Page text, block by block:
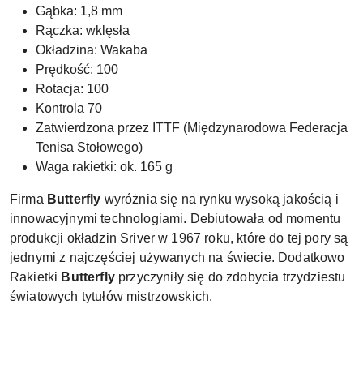
Gąbka: 1,8 mm
Rączka: wklęsła
Okładzina: Wakaba
Prędkość: 100
Rotacja: 100
Kontrola 70
Zatwierdzona przez ITTF (Międzynarodowa Federacja
Tenisa Stołowego)
Waga rakietki: ok. 165 g
Firma Butterfly wyróżnia się na rynku wysoką jakością i
innowacyjnymi technologiami. Debiutowała od momentu
produkcji okładzin Sriver w 1967 roku, które do tej pory są
jednymi z najczęściej używanych na świecie. Dodatkowo
Rakietki Butterflyprzyczyniły się do zdobycia trzydziestu
światowych tytułów mistrzowskich.